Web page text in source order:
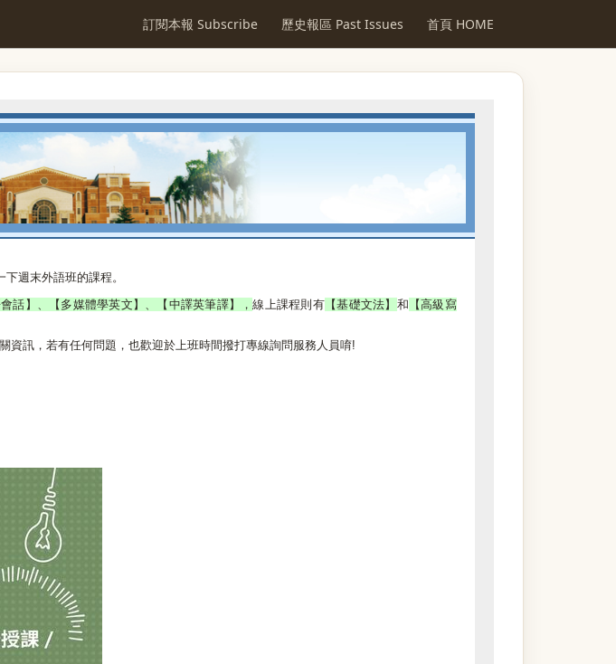
訂閱本報 Subscribe 歷史報區 Past Issues 首頁 HOME
週末外語班的課程。
話】、【多媒體學英文】、【中譯英筆譯】，線上課程則有 【基礎文法】 和 【高級寫
資訊，若有任何問題，也歡迎於上班時間撥打專線詢問服務人員唷!